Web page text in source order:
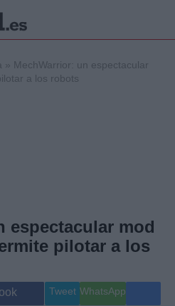
Gente
Musica
» MechWarrior: un espectacular
a los robots
espectacular mod
pilotar a los
Tweet WhatsApp